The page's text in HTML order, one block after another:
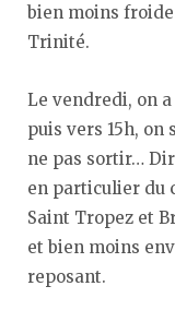
bien moins
Trinité.
Le vendredi, on
puis vers 15h, on
ne pas sortir…
en particulier du
Saint Tropez et
et bien moins
reposant.